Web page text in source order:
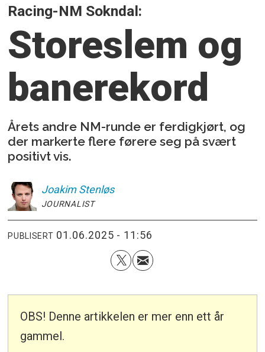
Racing-NM Sokndal:
Storeslem og
banerekord
Årets andre NM-runde er ferdigkjørt, og
der markerte flere førere seg på svært
positivt vis.
Joakim Stenløs
JOURNALIST
PUBLISERT 01.06.2025 - 11:56
OBS! Denne artikkelen er mer enn ett år
gammel.